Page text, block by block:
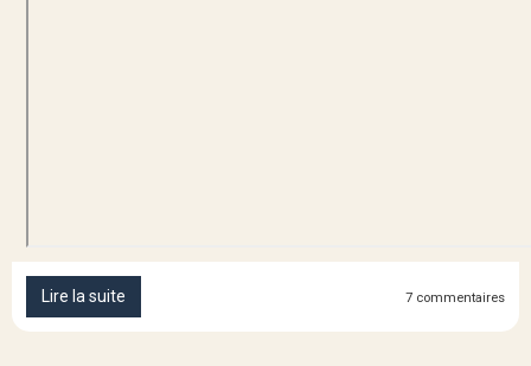
Lire la suite 7 commentaires